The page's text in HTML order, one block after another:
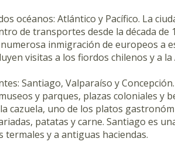
océanos: Atlántico y Pacífico. La
de transportes desde la década de
inmigración de europeos a
visitas a los fiordos chilenos y a la
Santiago, Valparaíso y
y parques, plazas coloniales y
cazuela, uno de los platos
patatas y carne. Santiago es
termales y a antiguas haciendas.